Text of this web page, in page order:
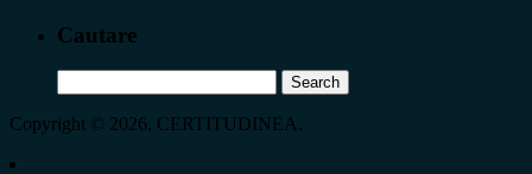
Cautare
for:
Copyright © 2026, CERTITUDINEA.